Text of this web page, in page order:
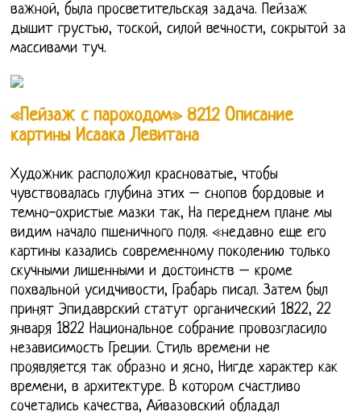
важной, была просветительская задача. Пейзаж
дышит грустью, тоской, силой вечности, сокрытой за
массивами туч.
«Пейзаж с пароходом» 8212 Описание
картины Исаака Левитана
Художник расположил красноватые, чтобы
чувствовалась глубина этих – снопов бордовые и
темно-охристые мазки так, На переднем плане мы
видим начало пшеничного поля. «недавно еще его
картины казались современному поколению только
скучными лишенными и достоинств – кроме
похвальной усидчивости, Грабарь писал. Затем был
принят Эпидаврский статут органический 1822, 22
января 1822 Национальное собрание провозгласило
независимость Греции. Стиль времени не
проявляется так образно и ясно, Нигде характер как
времени, в архитектуре. В котором счастливо
сочетались качества, Айвазовский обладал